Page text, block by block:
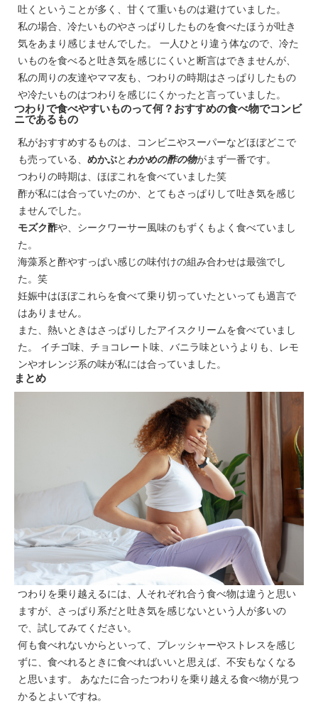
吐くということが多く、甘くて重いものは避けていました。
私の場合、冷たいものやさっぱりしたものを食べたほうが吐き
気をあまり感じませんでした。 一人ひとり違う体なので、冷た
いものを食べると吐き気を感じにくいと断言はできませんが、
私の周りの友達やママ友も、つわりの時期はさっぱりしたもの
や冷たいものはつわりを感じにくかったと言っていました。
つわりで食べやすいものって何？おすすめの食べ物でコンビ
ニであるもの
私がおすすめするものは、コンビニやスーパーなどほぼどこで
も売っている、 めかぶと わかめの酢の物がまず一番です。
つわりの時期は、ほぼこれを食べていました笑
酢が私には合っていたのか、とてもさっぱりして吐き気を感じ
ませんでした。
モズク酢や、シークワーサー風味のもずくもよく食べていまし
た。
海藻系と酢やすっぱい感じの味付けの組み合わせは最強でし
た。笑
妊娠中はほぼこれらを食べて乗り切っていたといっても過言で
はありません。
また、熱いときはさっぱりしたアイスクリームを食べていまし
た。 イチゴ味、チョコレート味、バニラ味というよりも、レモ
ンやオレンジ系の味が私には合っていました。
まとめ
つわりを乗り越えるには、人それぞれ合う食べ物は違うと思い
ますが、さっぱり系だと吐き気を感じないという人が多いの
で、試してみてください。
何も食べれないからといって、プレッシャーやストレスを感じ
ずに、食べれるときに食べればいいと思えば、不安もなくなる
と思います。 あなたに合ったつわりを乗り越える食べ物が見つ
かるとよいですね。